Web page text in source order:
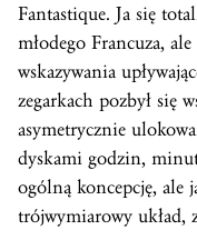
Fantastique. Ja się
młodego Francuza,
wskazywania
zegarkach pozbył się
asymetrycznie
dyskami godzin,
ogólną koncepcję, ale
trójwymiarowy układ,